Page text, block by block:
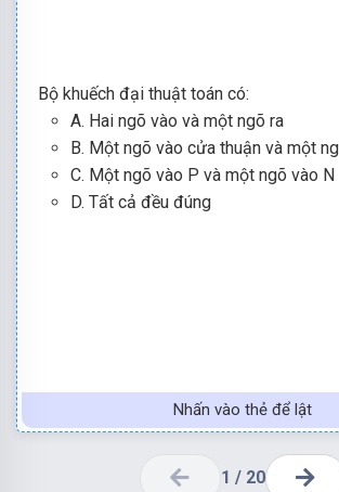
Bộ khuếch đại thuật toán có:
A. Hai ngõ vào và một ngõ ra
B. Một ngõ vào cửa thuận và một
C. Một ngõ vào P và một ngõ vào N
D. Tất cả đều đúng
Nhấn vào thẻ để lật
1 / 20